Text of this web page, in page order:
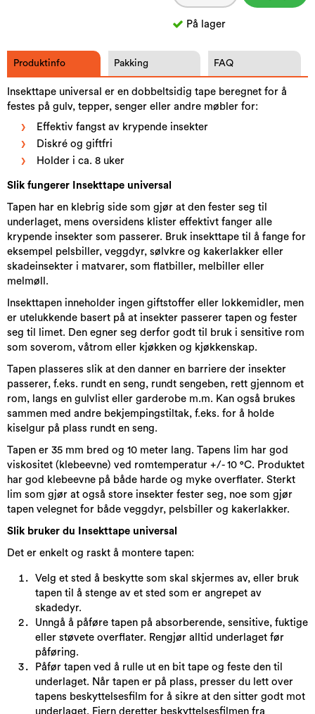
På lager
Produktinfo Pakking FAQ
Insekttape universal er en dobbeltsidig tape beregnet for å
festes på gulv, tepper, senger eller andre møbler for:
Effektiv fangst av krypende insekter
Diskré og giftfri
Holder i ca. 8 uker
Slik fungerer Insekttape universal
Tapen har en klebrig side som gjør at den fester seg til
underlaget, mens oversidens klister effektivt fanger alle
krypende insekter som passerer. Bruk insekttape til å fange for
eksempel pelsbiller, veggdyr, sølvkre og kakerlakker eller
skadeinsekter i matvarer, som flatbiller, melbiller eller
melmøll.
Insekttapen inneholder ingen giftstoffer eller lokkemidler, men
er utelukkende basert på at insekter passerer tapen og fester
seg til limet. Den egner seg derfor godt til bruk i sensitive rom
som soverom, våtrom eller kjøkken og kjøkkenskap.
Tapen plasseres slik at den danner en barriere der insekter
passerer, f.eks. rundt en seng, rundt sengeben, rett gjennom et
rom, langs en gulvlist eller garderobe m.m. Kan også brukes
sammen med andre bekjempingstiltak, f.eks. for å holde
kiselgur på plass rundt en seng.
Tapen er 35 mm bred og 10 meter lang. Tapens lim har god
viskositet (klebeevne) ved romtemperatur +/- 10 °C. Produktet
har god klebeevne på både harde og myke overflater. Sterkt
lim som gjør at også store insekter fester seg, noe som gjør
tapen velegnet for både veggdyr, pelsbiller og kakerlakker.
Slik bruker du Insekttape universal
Det er enkelt og raskt å montere tapen:
Velg et sted å beskytte som skal skjermes av, eller bruk
tapen til å stenge av et sted som er angrepet av
skadedyr.
Unngå å påføre tapen på absorberende, sensitive, fuktige
eller støvete overflater. Rengjør alltid underlaget før
påføring.
Påfør tapen ved å rulle ut en bit tape og feste den til
underlaget. Når tapen er på plass, presser du lett over
tapens beskyttelsesfilm for å sikre at den sitter godt mot
underlaget. Fjern deretter beskyttelsesfilmen fra